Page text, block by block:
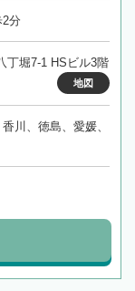
分
丁堀7-1 HSビル3階
地図
川、徳島、愛媛、